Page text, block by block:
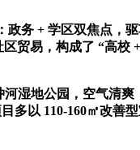
务 + 学区双焦点，驱
贸易，构成了 “高校
地公园，空气清爽
多以 110-160㎡改善